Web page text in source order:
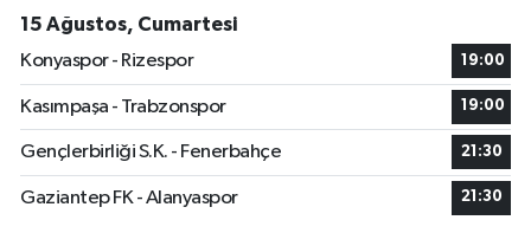
15 Ağustos, Cumartesi
Konyaspor - Rizespor
19:00
Kasımpaşa - Trabzonspor 19:00
Gençlerbirliği S.K. - Fenerbahçe 21:30
Gaziantep FK - Alanyaspor 21:30